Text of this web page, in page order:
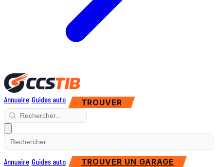
Annuaire Guides auto TROUVER
Annuaire Guides auto TROUVER UN GARAGE